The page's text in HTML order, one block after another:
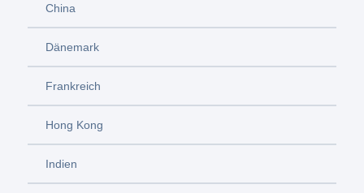
China
Dänemark
Frankreich
Hong Kong
Indien